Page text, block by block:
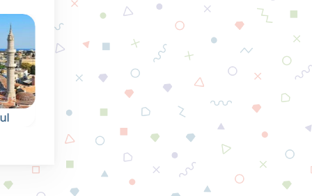
Fruit Squares
Verzamel het fruit
van de vierkanten
door dezelfde te
Laat de grappige
gezichtjes naar